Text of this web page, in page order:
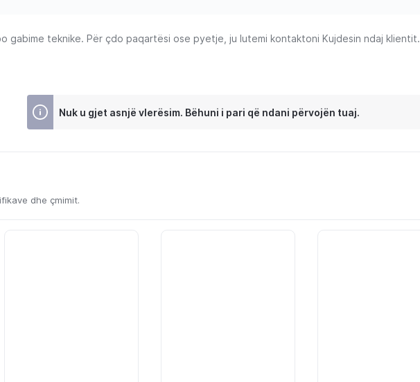
gabime teknike. Për çdo paqartësi ose pyetje, ju lutemi kontaktoni Kujdesin ndaj klientit.
Nuk u gjet asnjë vlerësim. Bëhuni i pari që ndani përvojën tuaj.
dhe çmimit.